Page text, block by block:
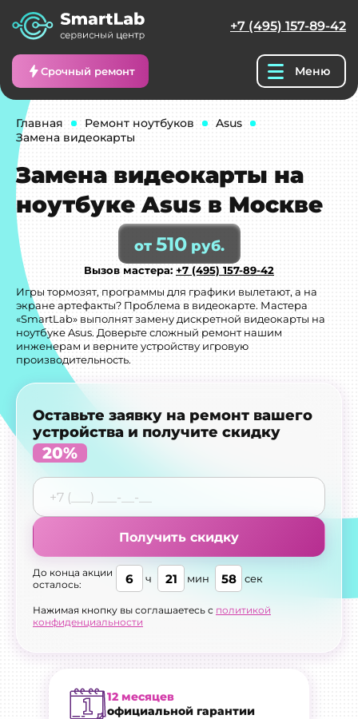
+7 (495) 157-89-42
Срочный ремонт Меню
Главная Ремонт ноутбуков
Asus
Замена видеокарты
Замена видеокарты на
ноутбуке Asus в Москве
от 510руб.
Вызов мастера: +7 (495) 157-89-42
Игры тормозят, программы для графики вылетают, а на
экране артефакты? Проблема в видеокарте. Мастера
«SmartLab» выполнят замену дискретной видеокарты на
ноутбуке Asus. Доверьте сложный ремонт нашим
инженерам и верните устройству игровую
производительность.
Оставьте заявку на ремонт вашего
устройства и получите скидку
20%
Получить скидку
До конца акции
осталось:
6 ч 21 мин 55 сек
Нажимая кнопку вы соглашаетесь с политикой
конфиденциальности
12 месяцев
официальной гарантии